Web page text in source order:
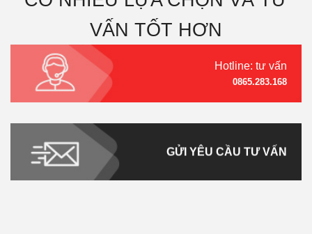
VẤN TỐT HƠN
Hotline: tư vấn
0865.283.168
GỬI YÊU CẦU TƯ VẤN